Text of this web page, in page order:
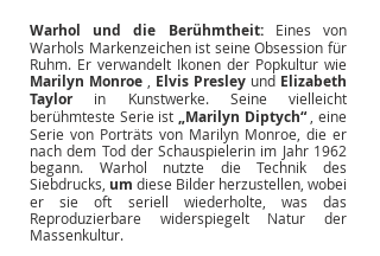
Warhol und die Berühmtheit:
Eines von
Warhols Markenzeichen ist seine Obsession für
Ruhm. Er verwandelt Ikonen der Popkultur wie
Marilyn Monroe Elvis Presley und Elizabeth
Taylor
in Kunstwerke. Seine vielleicht
berühmteste Serie ist „Marilyn Diptych“
, eine
Serie von Porträts von Marilyn Monroe, die er
nach dem Tod der Schauspielerin im Jahr 1962
begann. Warhol nutzte die Technik des
Siebdrucks, um diese Bilder herzustellen, wobei
er sie oft seriell wiederholte, was das
Reproduzierbare widerspiegelt Natur der
Massenkultur.